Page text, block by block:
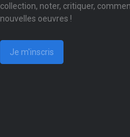
collection, noter, critiquer,
nouvelles oeuvres !
Je m'inscris